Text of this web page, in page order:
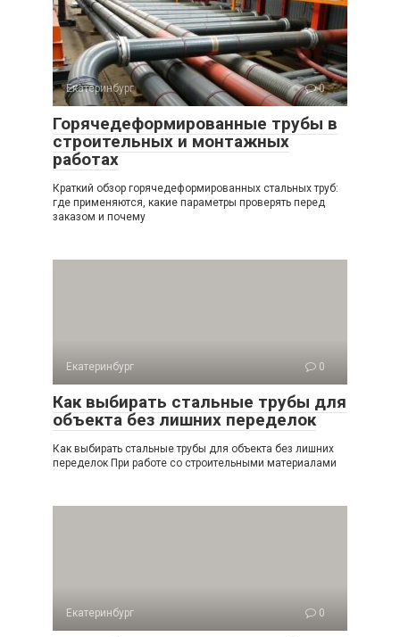
Екатеринбург 0
Горячедеформированные трубы в
строительных и монтажных
работах
Краткий обзор горячедеформированных стальных труб:
где применяются, какие параметры проверять перед
заказом и почему
Екатеринбург 0
Как выбирать стальные трубы для
объекта без лишних переделок
Как выбирать стальные трубы для объекта без лишних
переделок При работе со строительными материалами
Екатеринбург 0